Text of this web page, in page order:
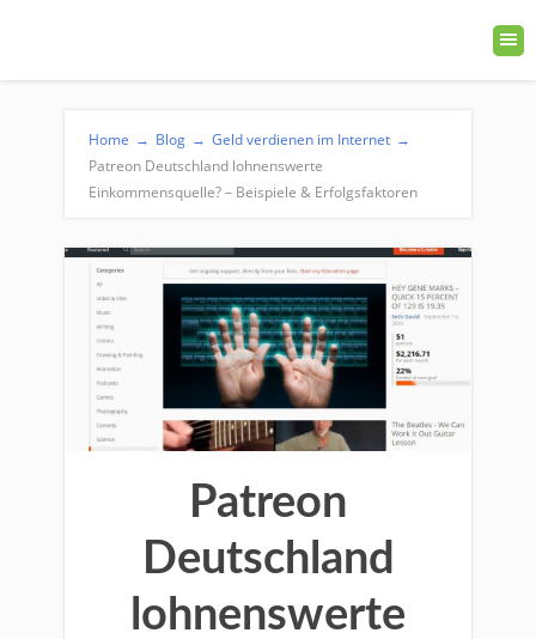
Home → Blog → Geld verdienen im Internet →
Patreon Deutschland lohnenswerte
Einkommensquelle? – Beispiele & Erfolgsfaktoren
Patreon
Deutschland
lohnenswerte